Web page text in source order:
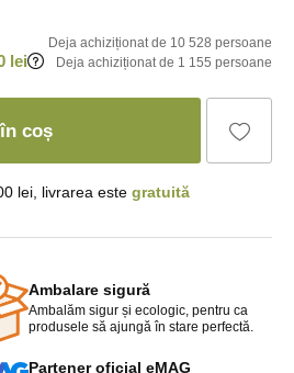
Deja achiziționat de 10 528 persoane
lei Deja achiziționat de 1 155 persoane
coș
lei, livrarea este gratuită
Ambalare sigură
Ambalăm sigur și ecologic, pentru ca
produsele să ajungă în stare perfectă.
Partener oficial eMAG